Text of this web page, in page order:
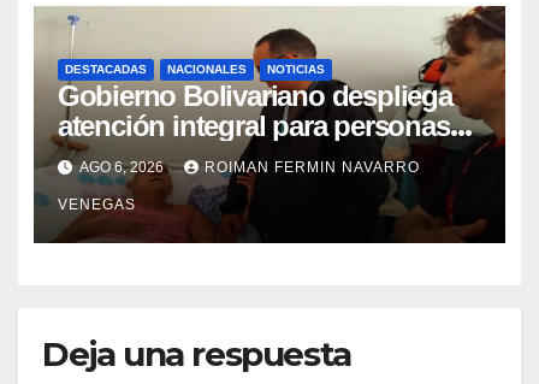
DESTACADAS NACIONALES NOTICIAS
Gobierno Bolivariano despliega
atención integral para personas
con discapacidad en
campamentos de La Guaira
AGO 6, 2026 ROIMAN FERMIN NAVARRO
VENEGAS
Deja una respuesta